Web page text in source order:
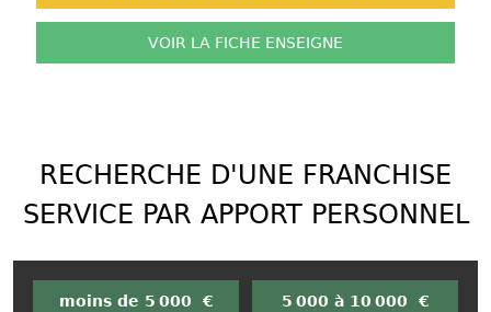
VOIR LA FICHE ENSEIGNE
RECHERCHE D'UNE FRANCHISE
SERVICE PAR APPORT PERSONNEL
moins de 5 000 € 5 000 à 10 000 €